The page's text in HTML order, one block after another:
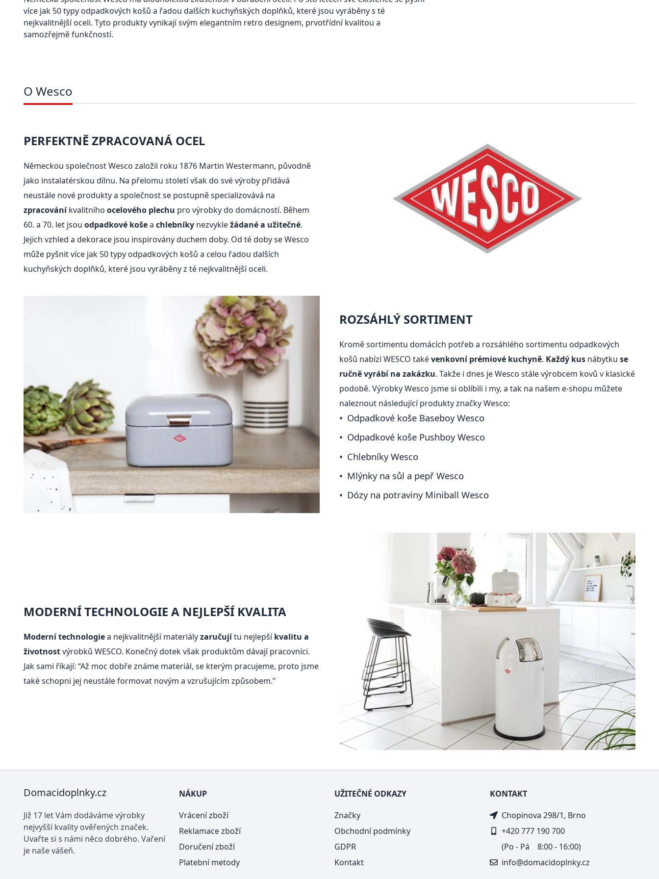
více jak 50 typy odpadkových košů a řadou dalších kuchyňských doplňků, které jsou vyráběny s té
nejkvalitnější oceli. Tyto produkty vynikají svým elegantním retro designem, prvotřídní kvalitou a
samozřejmě funkčností.
O Wesco
PERFEKTNĚ ZPRACOVANÁ OCEL
Německou společnost Wesco založil roku 1876 Martin Westermann, původně
jako instalatérskou dílnu. Na přelomu století však do své výroby přidává
neustále nové produkty a společnost se postupně specializovává na
zpracováníkvalitního ocelového plechu pro výrobky do domácností. Během
60. a 70. let jsou odpadkové košea chlebníky nezvykležádané a užitečné.
Jejich vzhled a dekorace jsou inspirovány duchem doby. Od té doby se Wesco
může pyšnit více jak 50 typy odpadkových košů a celou řadou dalších
kuchyňských doplňků, které jsou vyráběny z té nejkvalitnější oceli.
ROZSÁHLÝ SORTIMENT
Kromě sortimentu domácích potřeb a rozsáhlého sortimentu odpadkových
košů nabízí WESCO takévenkovní prémiové kuchyně. Každý kus nábytku se
ručně vyrábí na zakázku. Takže i dnes je Wesco stále výrobcem kovů v klasické
podobě. Výrobky Wesco jsme si oblíbili i my, a tak na našem e-shopu můžete
naleznout následující produkty značky Wesco:
Odpadkové koše Baseboy Wesco
Odpadkové koše Pushboy Wesco
Chlebníky Wesco
Mlýnky na sůl a pepř Wesco
Dózy na potraviny Miniball Wesco
MODERNÍ TECHNOLOGIE A NEJLEPŠÍ KVALITA
Moderní technologiea nejkvalitnější materiályzaručujítu nejlepšíkvalitu a
životnostvýrobků WESCO. Konečný dotek však produktům dávají pracovníci.
Jak sami říkají: “Až moc dobře známe materiál, se kterým pracujeme, proto jsme
také schopni jej neustále formovat novým a vzrušujícím způsobem.”
Domacidoplnky.cz
Již 17 let Vám dodáváme výrobky
nejvyšší kvality ověřených značek.
Uvařte si s námi něco dobrého. Vaření
je naše vášeň.
NÁKUP
Vrácení zboží
Reklamace zboží
Doručení zboží
Platební metody
UŽITEČNÉ ODKAZY
Značky
Obchodní podmínky
GDPR
Kontakt
KONTAKT
Chopinova 298/1, Brno
+420 777 190 700
(Po - Pá 8:00 - 16:00)
info@domacidoplnky.cz